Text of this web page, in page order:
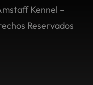
Kennel –
Reservados